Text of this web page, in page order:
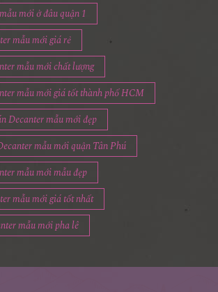
mới ở đâu quận 1
mẫu mới giá rẻ
mẫu mới chất lượng
mẫu mới giá tốt thành phố HCM
Decanter mẫu mới đẹp
mẫu mới quận Tân Phú
mẫu mới mẫu đẹp
mẫu mới giá tốt nhất
mẫu mới pha lê